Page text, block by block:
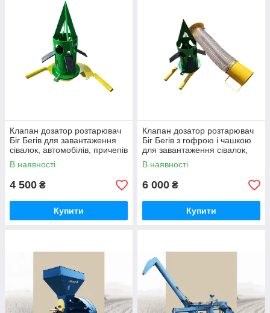
Клапан дозатор розтарювач
Біг Бегів для завантаження
сівалок, автомобілів, причепів
з Біг Бегів
В наявності
4 500 ₴
Купити
Клапан дозатор розтарювач
Біг Бегів з гофрою і чашкою
для завантаження сівалок,
автомобілів, причепів з Біг
Бегів
В наявності
6 000 ₴
Купити